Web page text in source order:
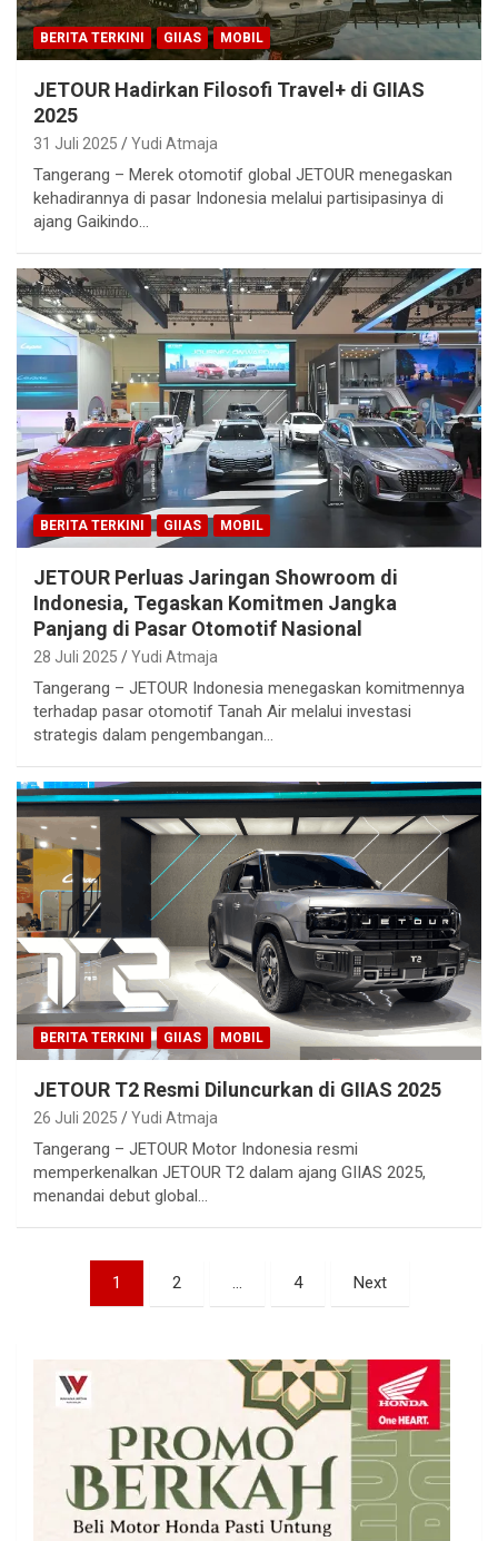
BERITA TERKINI GIIAS MOBIL
JETOUR Hadirkan Filosofi Travel+ di GIIAS
2025
31 Juli 2025 Yudi Atmaja
Tangerang – Merek otomotif global JETOUR menegaskan
kehadirannya di pasar Indonesia melalui partisipasinya di
ajang Gaikindo…
BERITA TERKINI GIIAS MOBIL
JETOUR Perluas Jaringan Showroom di
Indonesia, Tegaskan Komitmen Jangka
Panjang di Pasar Otomotif Nasional
28 Juli 2025 Yudi Atmaja
Tangerang – JETOUR Indonesia menegaskan komitmennya
terhadap pasar otomotif Tanah Air melalui investasi
strategis dalam pengembangan…
BERITA TERKINI GIIAS MOBIL
JETOUR T2 Resmi Diluncurkan di GIIAS 2025
26 Juli 2025 Yudi Atmaja
Tangerang – JETOUR Motor Indonesia resmi
memperkenalkan JETOUR T2 dalam ajang GIIAS 2025,
menandai debut global…
Paginasi
1 2 … 4 Next